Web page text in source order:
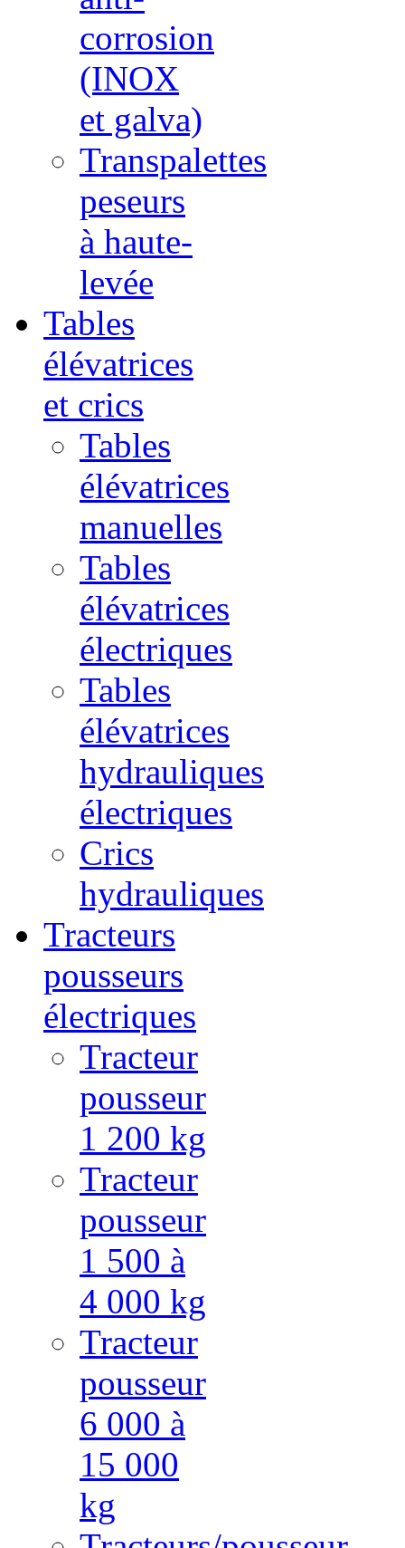
corrosion
(INOX
et galva)
Transpalettes
peseurs
à haute-
levée
Tables
élévatrices
et crics
Tables
élévatrices
manuelles
Tables
élévatrices
électriques
Tables
élévatrices
hydrauliques
électriques
Crics
hydrauliques
Tracteurs
pousseurs
électriques
Tracteur
pousseur
1 200 kg
Tracteur
pousseur
1 500 à
4 000 kg
Tracteur
pousseur
6 000 à
15 000
kg